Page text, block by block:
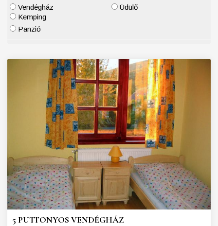
Vendégház
Üdülő
Kemping
Panzió
5 PUTTONYOS VENDÉGHÁZ